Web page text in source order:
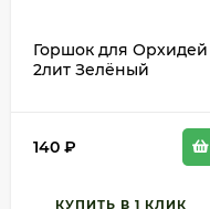
Горшок для Орхидей
2лит Зелёный
140 ₽